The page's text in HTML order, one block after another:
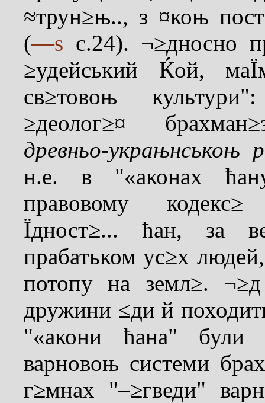
≈трун≥њ.., з ¤коњ
(—ѕ с.24). ¬≥дносно
≥удейський Ќой,
св≥товоњ
≥деолог≥¤
древньо-украњнськоњ
н.е. в "«аконах
правовому
Їдност≥... ћан, за
прабатьком ус≥х
потопу на земл≥.
дружини ≤ди й
"«акони ћана" були
варновоњ системи
г≥мнах "–≥гведи"